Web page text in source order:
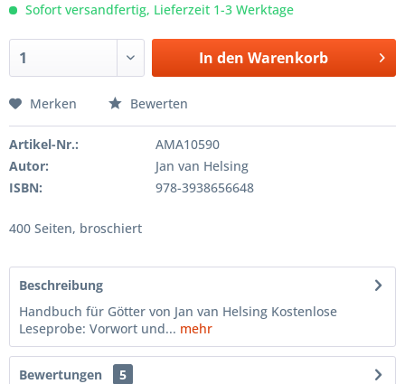
Sofort versandfertig, Lieferzeit 1-3 Werktage
In den Warenkorb
Merken Bewerten
Artikel-Nr.:
AMA10590
Autor:
Jan van Helsing
ISBN:
978-3938656648
400 Seiten, broschiert
Beschreibung
Handbuch für Götter von Jan van Helsing Kostenlose
Leseprobe: Vorwort und... mehr
Bewertungen
5